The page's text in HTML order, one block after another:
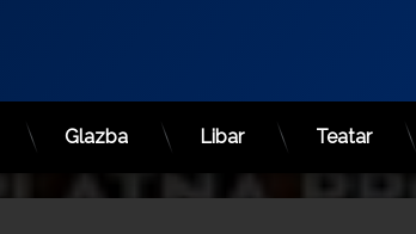
Glazba Libar Teatar